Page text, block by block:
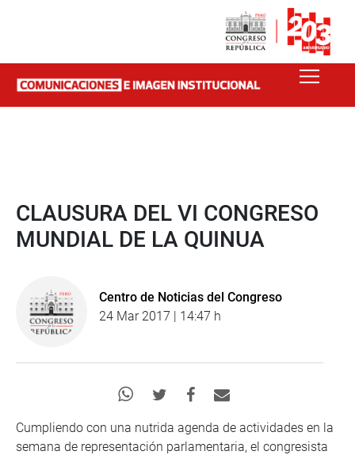
CLAUSURA DEL VI CONGRESO
MUNDIAL DE LA QUINUA
Centro de Noticias del Congreso
24 Mar 2017 | 14:47 h
Cumpliendo con una nutrida agenda de actividades en la
semana de representación parlamentaria, el congresista